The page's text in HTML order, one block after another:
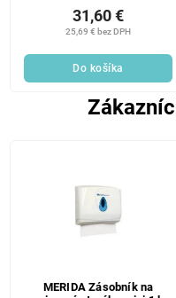
25,69 € bez DPH
31,60 €
Do košíka
MERIDA Zásobník na